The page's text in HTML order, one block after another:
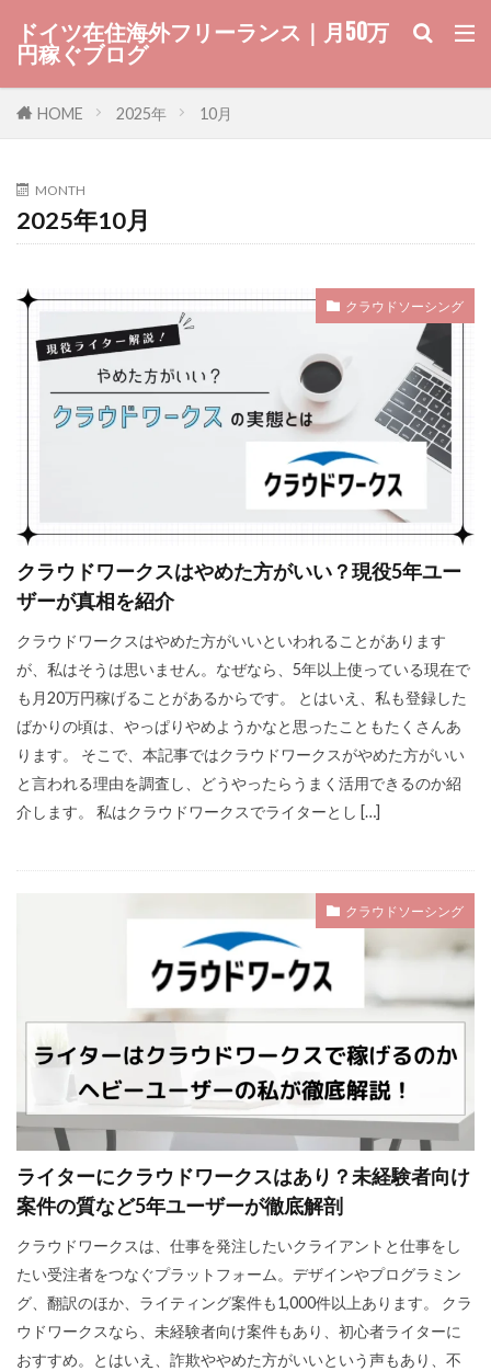
ドイツ在住海外フリーランス｜月50万
円稼ぐブログ
HOME 2025年 10月
MONTH
2025年10月
クラウドソーシング
クラウドワークスはやめた方がいい？現役5年ユー
ザーが真相を紹介
クラウドワークスはやめた方がいいといわれることがあります
が、私はそうは思いません。なぜなら、5年以上使っている現在で
も月20万円稼げることがあるからです。 とはいえ、私も登録した
ばかりの頃は、やっぱりやめようかなと思ったこともたくさんあ
ります。 そこで、本記事ではクラウドワークスがやめた方がいい
と言われる理由を調査し、どうやったらうまく活用できるのか紹
介します。 私はクラウドワークスでライターとし […]
クラウドソーシング
ライターにクラウドワークスはあり？未経験者向け
案件の質など5年ユーザーが徹底解剖
クラウドワークスは、仕事を発注したいクライアントと仕事をし
たい受注者をつなぐプラットフォーム。デザインやプログラミン
グ、翻訳のほか、ライティング案件も1,000件以上あります。 クラ
ウドワークスなら、未経験者向け案件もあり、初心者ライターに
おすすめ。とはいえ、詐欺ややめた方がいいという声もあり、不